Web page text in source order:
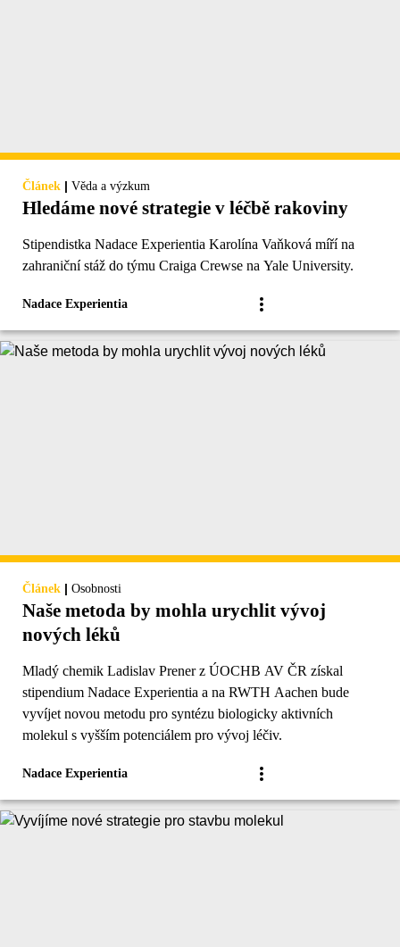
Článek | Věda a výzkum
Hledáme nové strategie v léčbě rakoviny
Stipendistka Nadace Experientia Karolína Vaňková míří na
zahraniční stáž do týmu Craiga Crewse na Yale University.
Nadace Experientia
Článek | Osobnosti
Naše metoda by mohla urychlit vývoj
nových léků
Mladý chemik Ladislav Prener z ÚOCHB AV ČR získal
stipendium Nadace Experientia a na RWTH Aachen bude
vyvíjet novou metodu pro syntézu biologicky aktivních
molekul s vyšším potenciálem pro vývoj léčiv.
Nadace Experientia